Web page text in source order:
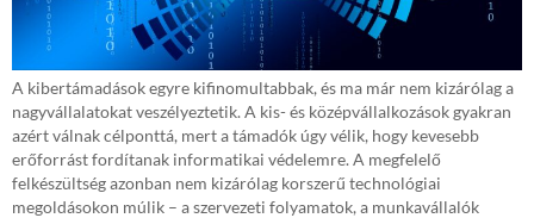
A kibertámadások egyre kifinomultabbak, és ma már nem kizárólag a
nagyvállalatokat veszélyeztetik. A kis- és középvállalkozások gyakran
azért válnak célponttá, mert a támadók úgy vélik, hogy kevesebb
erőforrást fordítanak informatikai védelemre. A megfelelő
felkészültség azonban nem kizárólag korszerű technológiai
megoldásokon múlik – a szervezeti folyamatok, a munkavállalók